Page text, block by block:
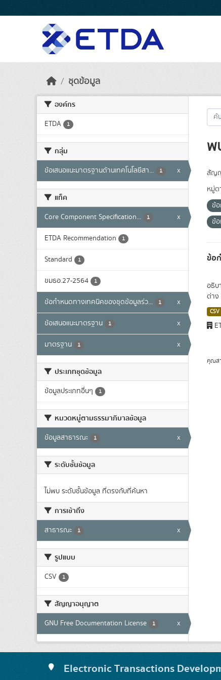
ชุดข้อมูล
องค์กร
ETDA 1
กลุ่ม
ข้อเสนอแนะมาตรฐานด้านเทคโนโลยีสา... 1 x
แท็ค
Core Component Specification... 1 x
ETDA Recommendation 1
Standard 1
ขมธอ.27-2564 1
ข้อกำหนดทางเทคนิคของชุดข้อมูลร่ว... 1 x
ข้อเสนอแนะมาตรฐาน 1 x
มาตรฐาน 1 x
ประเภทชุดข้อมูล
ข้อมูลประเภทอื่นๆ 1
หมวดหมู่ตามธรรมาภิบาลข้อมูล
ข้อมูลสาธารณะ 1 x
ระดับชั้นข้อมูล
ไม่พบ ระดับชั้นข้อมูล ที่ตรงกับที่ค้นหา
การเข้าถึง
สาธารณะ 1 x
รูปแบบ
CSV 1
สัญญาอนุญาต
GNU Free Documentation License 1 x
พ
สัญ
หมู่ต
ข้
ข้
ข้อ
อธิบ
ต่าง
CSV
คุณส
Electronic Transactions